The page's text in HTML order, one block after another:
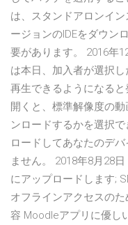
は、スタンドアロンイ
ージョンのIDEをダウン
要があります。 2016年
は本日、加入者が選択
再生できるようになる
開くと、標準解像度の
ンロードするかを選択
ロードしてあなたのデ
ません。 2018年8月28
にアップロードします;
オフラインアクセスの
容 Moodleアプリに優し